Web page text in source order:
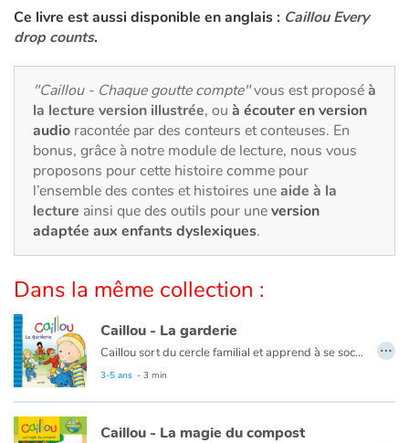
Voyage, épopée, enquête, aventure
Autour du monde
Apprentissage
Art, espace, activité
Documentaires
Quotidien et loisirs
À l'école
Fêtes et évènements
Amour et amitié
Ce livre est aussi disponible en anglais : Caillou Every
drop counts.
"Caillou - Chaque goutte compte"vous est proposéà
la lecture version illustrée, ou à écouter en version
audio racontée par des conteurs et conteuses. En
bonus, grâce à notre module de lecture, nous vous
proposons pour cette histoire comme pour
l’ensemble des contes et histoires uneaide à la
lecture ainsi que des outils pour uneversion
adaptée aux enfants dyslexiques.
Dans la même collection :
Caillou - La garderie
Caillou sort du cercle familial et apprend à se sociabiliser.
Ce livre est aussi disponible en anglais :
3-5 ans - 3 min
…
Caillou - La magie du compost